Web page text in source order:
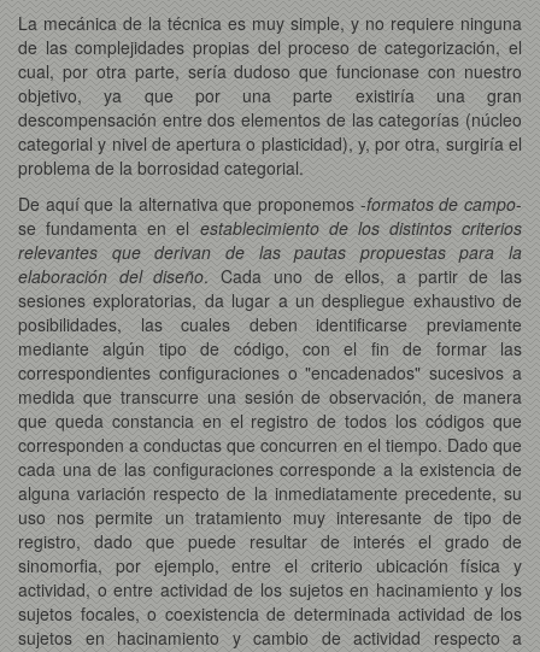
La mecánica de la técnica es muy simple, y no requiere ninguna
de las complejidades propias del proceso de categorización, el
cual, por otra parte, sería dudoso que funcionase con nuestro
objetivo, ya que por una parte existiría una gran
descompensación entre dos elementos de las categorías (núcleo
categorial y nivel de apertura o plasticidad), y, por otra, surgiría el
problema de la borrosidad categorial.
De aquí que la alternativa que proponemos -formatos de campo-
se fundamenta en el establecimiento de los distintos criterios
relevantes que derivan de las pautas propuestas para la
elaboración del diseño. Cada uno de ellos, a partir de las
sesiones exploratorias, da lugar a un despliegue exhaustivo de
posibilidades, las cuales deben identificarse previamente
mediante algún tipo de código, con el fin de formar las
correspondientes configuraciones o "encadenados" sucesivos a
medida que transcurre una sesión de observación, de manera
que queda constancia en el registro de todos los códigos que
corresponden a conductas que concurren en el tiempo. Dado que
cada una de las configuraciones corresponde a la existencia de
alguna variación respecto de la inmediatamente precedente, su
uso nos permite un tratamiento muy interesante de tipo de
registro, dado que puede resultar de interés el grado de
sinomorfia, por ejemplo, entre el criterio ubicación física y
actividad, o entre actividad de los sujetos en hacinamiento y los
sujetos focales, o coexistencia de determinada actividad de los
sujetos en hacinamiento y cambio de actividad respecto a